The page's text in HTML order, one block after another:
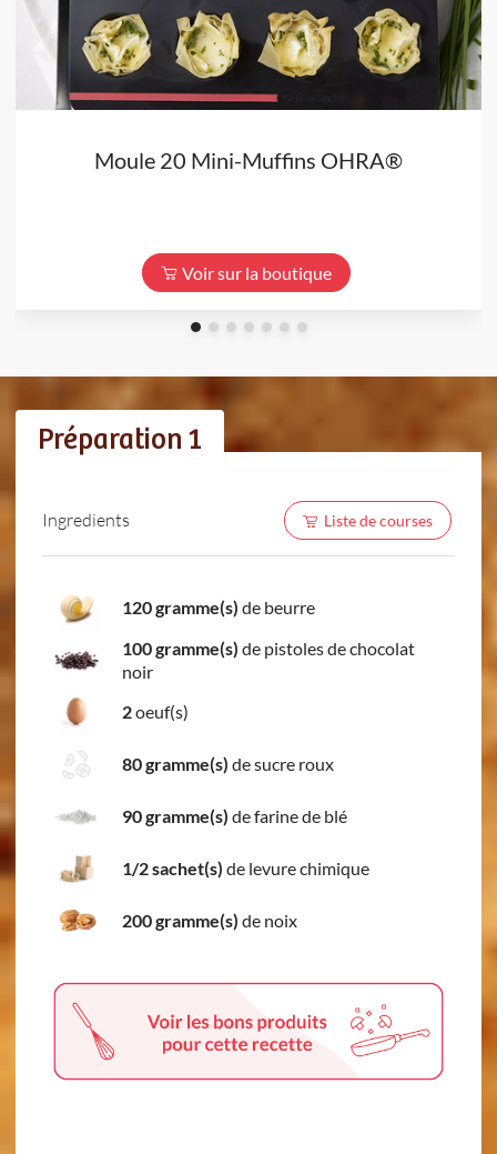
Moule 20 Mini-Muffins OHRA®
Voir sur la boutique
Préparation 1
Ingredients Liste de courses
120 gramme(s) de beurre
100 gramme(s) de pistoles de chocolat
noir
2oeuf(s)
80 gramme(s) de sucre roux
90 gramme(s) de farine de blé
1/2 sachet(s) de levure chimique
200 gramme(s) de noix